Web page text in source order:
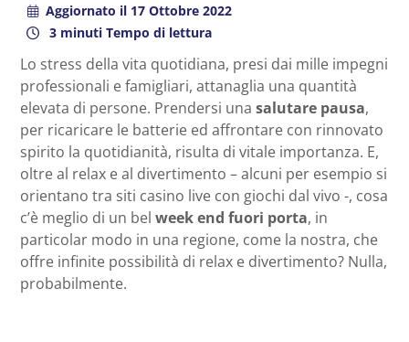
Aggiornato il17 Ottobre 2022
3 minuti Tempo di lettura
Lo stress della vita quotidiana, presi dai mille impegni
professionali e famigliari, attanaglia una quantità
elevata di persone. Prendersi una salutare pausa,
per ricaricare le batterie ed affrontare con rinnovato
spirito la quotidianità, risulta di vitale importanza. E,
oltre al relax e al divertimento – alcuni per esempio si
orientano tra siti casino live con giochi dal vivo -, cosa
c’è meglio di un bel week end fuori porta, in
particolar modo in una regione, come la nostra, che
offre infinite possibilità di relax e divertimento? Nulla,
probabilmente.